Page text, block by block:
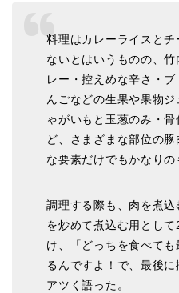
料理はカレーライスと
ないとはいうものの、
レー・控えめな辛さ・
んごなどの生果や果物
ゃがいもと玉葱のみ・
ど、さまざまな部位の
な要素だけでもかなりの
調理する際も、肉を煮
を炒めて煮込む用とし
け、「どっちを食べて
るんですよ！で、最後
アツく語った。